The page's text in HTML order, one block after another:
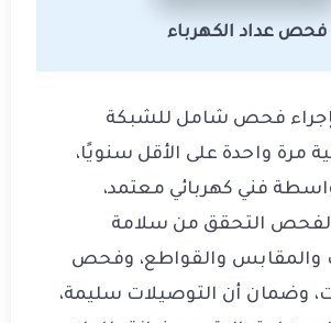
فحص عداد الكهرباء
فحص شامل للشبكة
مرة واحدة على الأقل سنويًا،
فني كهربائي معتمد،
التحقق من سلامة
والمقابس والقواطع، وفحص
وضمان أن التوصيلات سليمة،